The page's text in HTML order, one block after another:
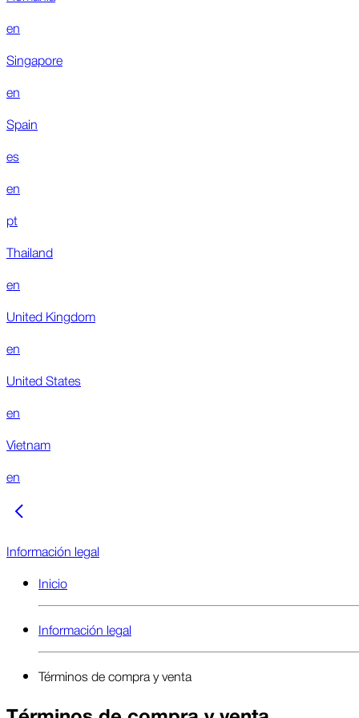
en
Singapore
en
Spain
es
en
pt
Thailand
en
United Kingdom
en
United States
en
Vietnam
en
Información legal
Inicio
Información legal
Términos de compra y venta